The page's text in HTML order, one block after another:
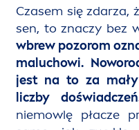
Czasem się zdarza,
sen, to znaczy bez
wbrew pozorom
maluchowi.
jest na to za
liczby
niemowlę płacze